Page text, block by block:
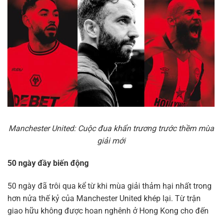
Manchester United: Cuộc đua khẩn trương trước thềm mùa
giải mới
50 ngày đầy biến động
50 ngày đã trôi qua kể từ khi mùa giải thảm hại nhất trong
hơn nửa thế kỷ của Manchester United khép lại. Từ trận
giao hữu không được hoan nghênh ở Hong Kong cho đến